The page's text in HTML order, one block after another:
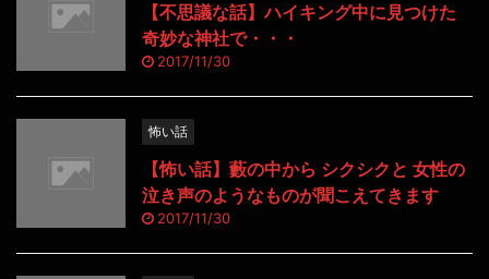
【不思議な話】ハイキング中に見つけた
奇妙な神社で・・・
2017/11/30
怖い話
【怖い話】藪の中から シクシクと 女性の
泣き声のようなものが聞こえてきます
2017/11/30